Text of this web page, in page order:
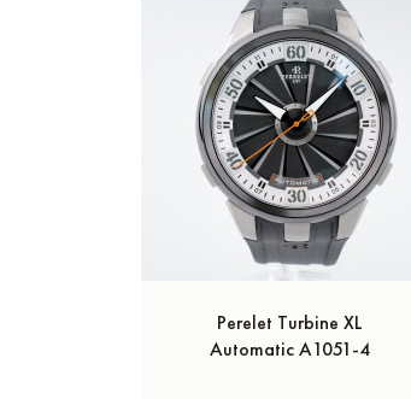
Perelet Turbine XL
Automatic A1051-4